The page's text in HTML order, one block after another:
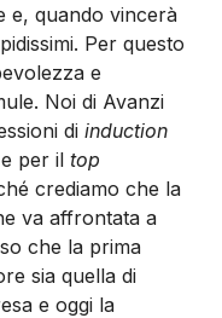
e, quando vincerà
Per questo
e
Noi di Avanzi
di induction
per il top
crediamo che la
va affrontata a
che la prima
sia quella di
e oggi la